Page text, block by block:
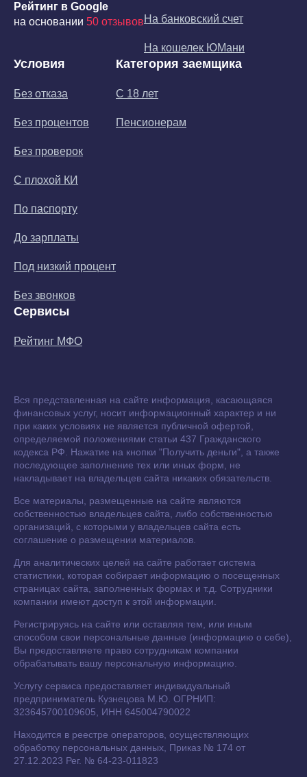
Рейтинг в Google
на основании 50 отзывовНа банковский счет
На кошелек ЮМани
Условия
Без отказа
Без процентов
Без проверок
С плохой КИ
По паспорту
До зарплаты
Под низкий процент
Без звонков
Категория заемщика
С 18 лет
Пенсионерам
Сервисы
Рейтинг МФО
Вся представленная на сайте информация, касающаяся
финансовых услуг, носит информационный характер и ни
при каких условиях не является публичной офертой,
определяемой положениями статьи 437 Гражданского
кодекса РФ. Нажатие на кнопки "Получить деньги", а также
последующее заполнение тех или иных форм, не
накладывает на владельцев сайта никаких обязательств.
Все материалы, размещенные на сайте являются
собственностью владельцев сайта, либо собственностью
организаций, с которыми у владельцев сайта есть
соглашение о размещении материалов.
Для аналитических целей на сайте работает система
статистики, которая собирает информацию о посещенных
страницах сайта, заполненных формах и т.д. Сотрудники
компании имеют доступ к этой информации.
Регистрируясь на сайте или оставляя тем, или иным
способом свои персональные данные (информацию о себе),
Вы предоставляете право сотрудникам компании
обрабатывать вашу персональную информацию.
Услугу сервиса предоставляет индивидуальный
предприниматель Кузнецова М.Ю. ОГРНИП:
323645700109605, ИНН 645004790022
Находится в реестре операторов, осуществляющих
обработку персональных данных, Приказ № 174 от
27.12.2023 Рег. № 64-23-011823